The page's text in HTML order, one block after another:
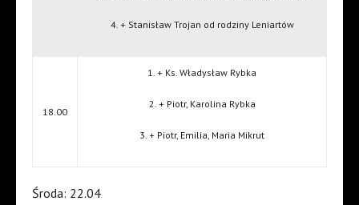
4. + Stanisław Trojan od rodziny Leniartów
18.00
1. + Ks. Władysław Rybka
2. + Piotr, Karolina Rybka
3. + Piotr, Emilia, Maria Mikrut
Środa: 22.04